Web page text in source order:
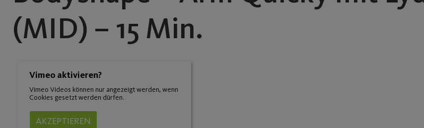
(MID) – 15 Min.
Vimeo aktivieren?
Vimeo Videos können nur angezeigt werden, wenn
Cookies gesetzt werden dürfen.
AKZEPTIEREN